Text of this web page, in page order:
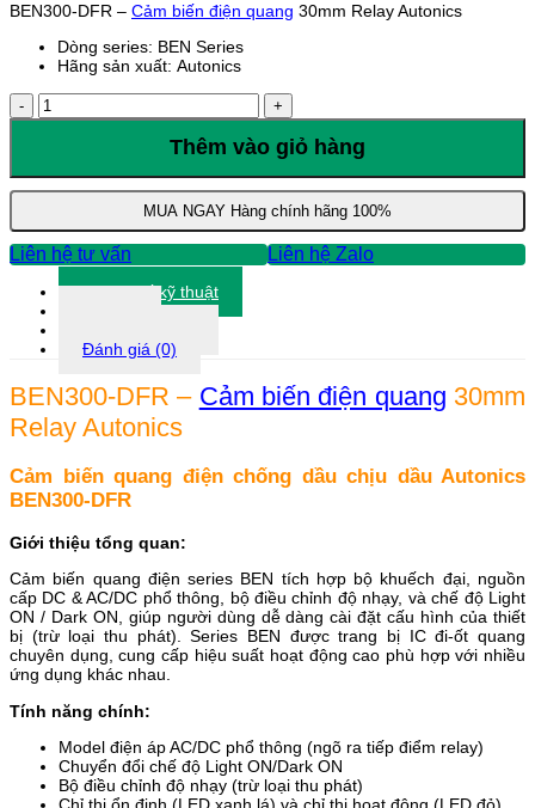
BEN300-DFR – Cảm biến điện quang 30mm Relay Autonics
Dòng series: BEN Series
Hãng sản xuất: Autonics
BEN300-
DFR
biến
điện
30mm
Relay
số
lượng
Thêm vào giỏ hàng
MUA NGAY Hàng chính hãng 100%
Liên hệ tư vấn Liên hệ Zalo
Thông số kỹ thuật
Đánh giá (0)
BEN300-DFR – Cảm biến điện quang 30mm
Relay Autonics
Cảm biến quang điện chống dầu chịu dầu Autonics
BEN300-DFR
Giới thiệu tổng quan:
Cảm biến quang điện series BEN tích hợp bộ khuếch đại, nguồn
cấp DC & AC/DC phổ thông, bộ điều chỉnh độ nhạy, và chế độ Light
ON / Dark ON, giúp người dùng dễ dàng cài đặt cấu hình của thiết
bị (trừ loại thu phát). Series BEN được trang bị IC đi-ốt quang
chuyên dụng, cung cấp hiệu suất hoạt động cao phù hợp với nhiều
ứng dụng khác nhau.
Tính năng chính:
Model điện áp AC/DC phổ thông (ngõ ra tiếp điểm relay)
Chuyển đổi chế độ Light ON/Dark ON
Bộ điều chỉnh độ nhạy (trừ loại thu phát)